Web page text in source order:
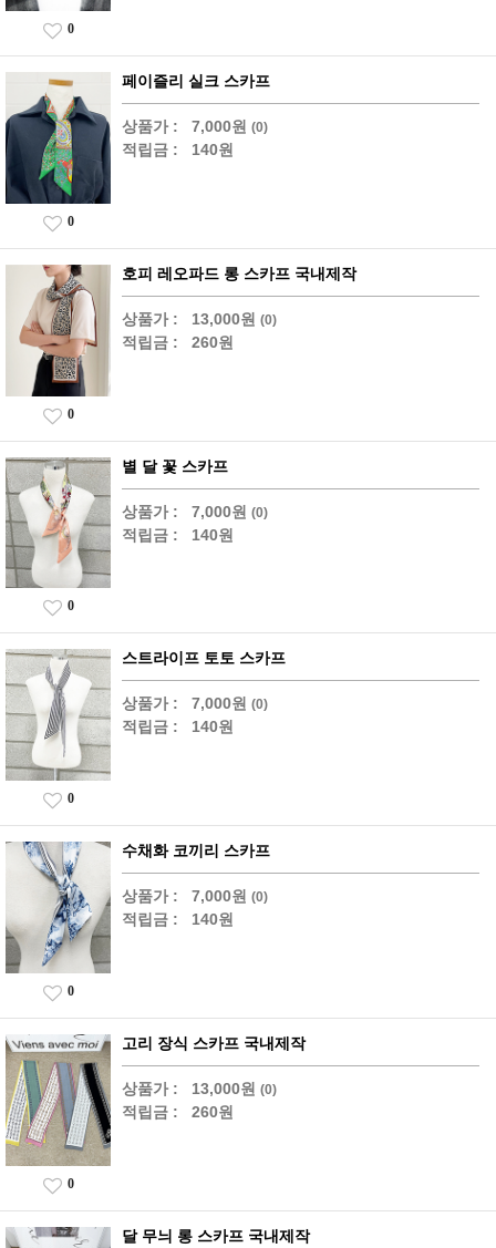
0
페이즐리 실크 스카프
상품가 : 7,000원 (0)
적립금 : 140원
0
호피 레오파드 롱 스카프 국내제작
상품가 : 13,000원 (0)
적립금 : 260원
0
별 달 꽃 스카프
상품가 : 7,000원 (0)
적립금 : 140원
0
스트라이프 토토 스카프
상품가 : 7,000원 (0)
적립금 : 140원
0
수채화 코끼리 스카프
상품가 : 7,000원 (0)
적립금 : 140원
0
고리 장식 스카프 국내제작
상품가 : 13,000원 (0)
적립금 : 260원
0
달 무늬 롱 스카프 국내제작